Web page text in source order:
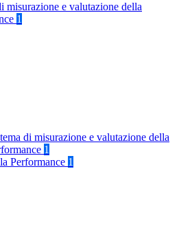
misurazione e valutazione della
1
di misurazione e valutazione della
1
Performance 1